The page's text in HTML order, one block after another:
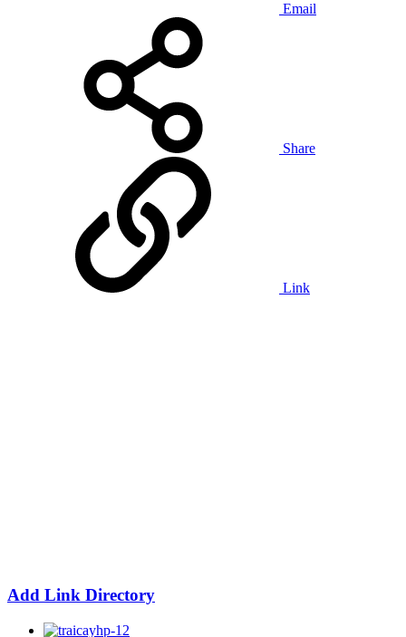
Email
Share
Link
Add Link Directory